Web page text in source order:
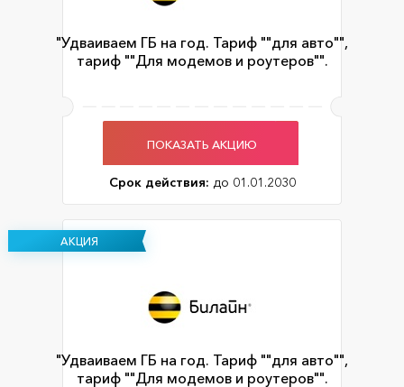
"Удваиваем ГБ на год. Тариф ""для авто"",
тариф ""Для модемов и роутеров"".
ПОКАЗАТЬ АКЦИЮ
Срок действия: до 01.01.2030
АКЦИЯ
"Удваиваем ГБ на год. Тариф ""для авто"",
тариф ""Для модемов и роутеров"".